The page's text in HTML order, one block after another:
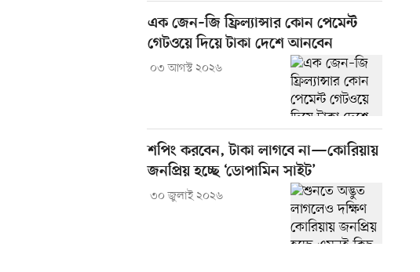
এক জেন–জি ফ্রিল্যান্সার কোন পেমেন্ট
গেটওয়ে দিয়ে টাকা দেশে আনবেন
০৩ আগস্ট ২০২৬
শপিং করবেন, টাকা লাগবে না—কোরিয়ায়
জনপ্রিয় হচ্ছে ‘ডোপামিন সাইট’
৩০ জুলাই ২০২৬